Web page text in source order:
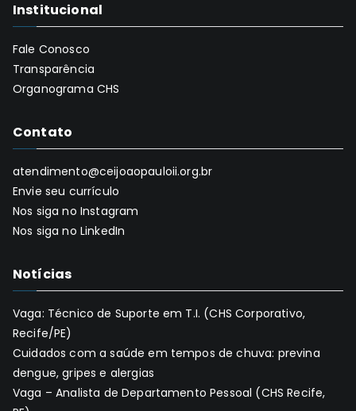
Institucional
Fale Conosco
Transparência
Organograma CHS
Contato
atendimento@ceijoaopauloii.org.br
Envie seu currículo
Nos siga no Instagram
Nos siga no LinkedIn
Notícias
Vaga: Técnico de Suporte em T.I. (CHS Corporativo,
Recife/PE)
Cuidados com a saúde em tempos de chuva: previna
dengue, gripes e alergias
Vaga – Analista de Departamento Pessoal (CHS Recife,